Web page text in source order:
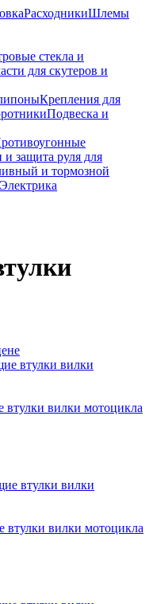
РасходникиШлемы
стекла и
для скутеров и
Крепления для
Подвеска и
и защита руля для
и тормозной
Электрика
вилки мотоцикла
вилки мотоцикла